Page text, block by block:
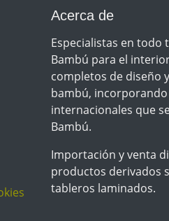
Acerca de
Especialistas en todo
Bambú para el
completos de diseño
bambú,
internacionales que
Bambú.
Importación y venta
productos derivados
tableros laminados.